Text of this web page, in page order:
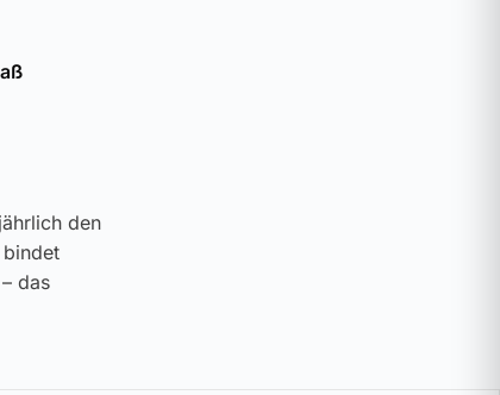
den
das